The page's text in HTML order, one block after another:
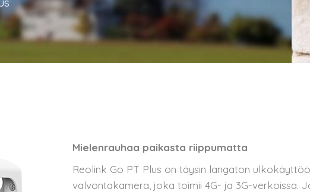
Mielenrauhaa paikasta riippumatta
Reolink Go PT Plus on täysin langaton
valvontakamera, joka toimii 4G- ja 3G-verkoissa.